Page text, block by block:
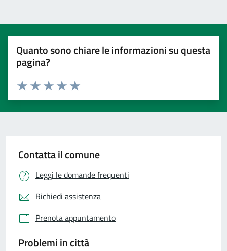
Quanto sono chiare le informazioni su questa
pagina?
Valuta 5 stelle su 5
Valuta 4 stelle su 5
Valuta 3 stelle su 5
Valuta 2 stelle su 5
Valuta 1 stelle su 5
Contatta il comune
Leggi le domande frequenti
Richiedi assistenza
Prenota appuntamento
Problemi in città